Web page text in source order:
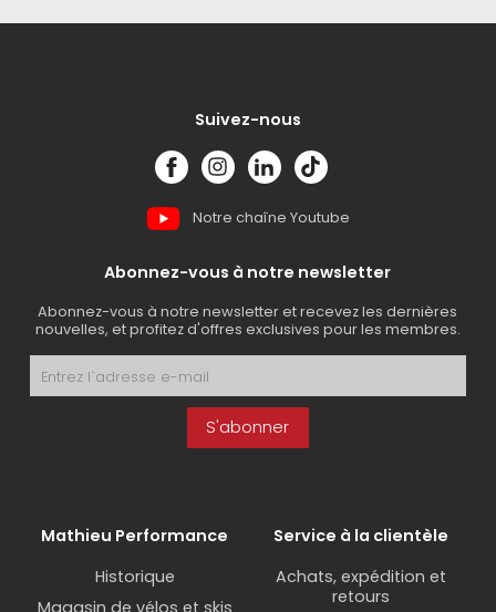
Suivez-nous
Notre chaîne Youtube
Abonnez-vous à notre newsletter
Abonnez-vous à notre newsletter et recevez les dernières
nouvelles, et profitez d'offres exclusives pour les membres.
S'abonner
Mathieu Performance
Historique
Magasin de vélos et skis
Service à la clientèle
Achats, expédition et
retours